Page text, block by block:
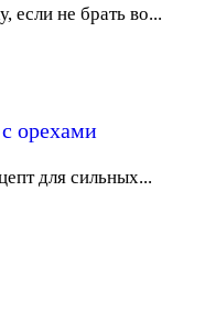
если не брать во...
орехами
для сильных...